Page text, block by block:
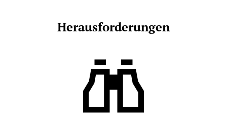
Herausforderungen